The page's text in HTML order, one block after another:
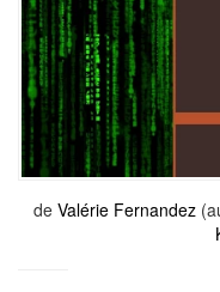
de Valérie Fernandez